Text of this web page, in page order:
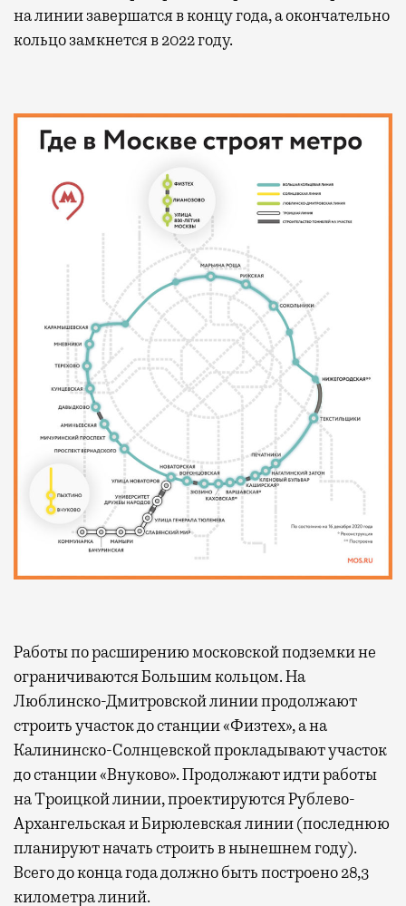
на линии завершатся в концу года, а окончательно
кольцо замкнется в 2022 году.
Работы по расширению московской подземки не
ограничиваются Большим кольцом. На
Люблинско-Дмитровской линии продолжают
строить участок до станции «Физтех», а на
Калининско-Солнцевской прокладывают участок
до станции «Внуково». Продолжают идти работы
на Троицкой линии, проектируются Рублево-
Архангельская и Бирюлевская линии (последнюю
планируют начать строить в нынешнем году).
Всего до конца года должно быть построено 28,3
километра линий.